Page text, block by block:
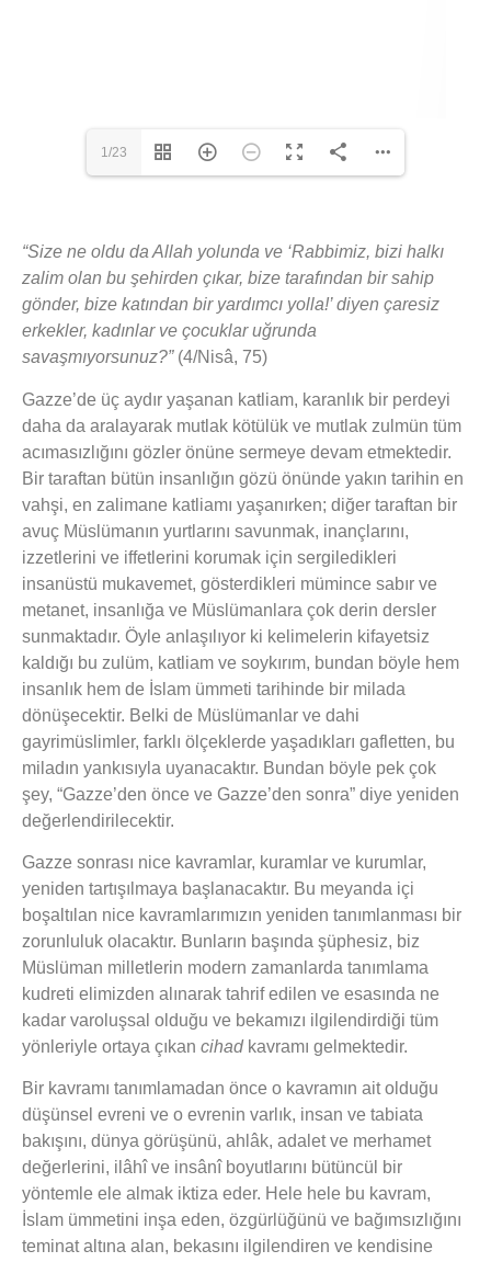
1/23
“Size ne oldu da Allah yolunda ve ‘Rabbimiz, bizi halkı
zalim olan bu şehirden çıkar, bize tarafından bir sahip
gönder, bize katından bir yardımcı yolla!’ diyen çaresiz
erkekler, kadınlar ve çocuklar uğrunda
savaşmıyorsunuz?” (4/Nisâ, 75)
Gazze’de üç aydır yaşanan katliam, karanlık bir perdeyi
daha da aralayarak mutlak kötülük ve mutlak zulmün tüm
acımasızlığını gözler önüne sermeye devam etmektedir.
Bir taraftan bütün insanlığın gözü önünde yakın tarihin en
vahşi, en zalimane katliamı yaşanırken; diğer taraftan bir
avuç Müslümanın yurtlarını savunmak, inançlarını,
izzetlerini ve iffetlerini korumak için sergiledikleri
insanüstü mukavemet, gösterdikleri mümince sabır ve
metanet, insanlığa ve Müslümanlara çok derin dersler
sunmaktadır. Öyle anlaşılıyor ki kelimelerin kifayetsiz
kaldığı bu zulüm, katliam ve soykırım, bundan böyle hem
insanlık hem de İslam ümmeti tarihinde bir milada
dönüşecektir. Belki de Müslümanlar ve dahi
gayrimüslimler, farklı ölçeklerde yaşadıkları gafletten, bu
miladın yankısıyla uyanacaktır. Bundan böyle pek çok
şey, “Gazze’den önce ve Gazze’den sonra” diye yeniden
değerlendirilecektir.
Gazze sonrası nice kavramlar, kuramlar ve kurumlar,
yeniden tartışılmaya başlanacaktır. Bu meyanda içi
boşaltılan nice kavramlarımızın yeniden tanımlanması bir
zorunluluk olacaktır. Bunların başında şüphesiz, biz
Müslüman milletlerin modern zamanlarda tanımlama
kudreti elimizden alınarak tahrif edilen ve esasında ne
kadar varoluşsal olduğu ve bekamızı ilgilendirdiği tüm
yönleriyle ortaya çıkan cihadkavramı gelmektedir.
Bir kavramı tanımlamadan önce o kavramın ait olduğu
düşünsel evreni ve o evrenin varlık, insan ve tabiata
bakışını, dünya görüşünü, ahlâk, adalet ve merhamet
değerlerini, ilâhî ve insânî boyutlarını bütüncül bir
yöntemle ele almak iktiza eder. Hele hele bu kavram,
İslam ümmetini inşa eden, özgürlüğünü ve bağımsızlığını
teminat altına alan, bekasını ilgilendiren ve kendisine